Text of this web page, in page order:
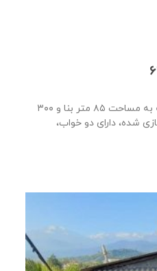
خرید ویلا تنکابن، منطقه گراکو که به مساحت ۸۵ متر بنا و ۳۰۰
شده، دارای دو خواب،